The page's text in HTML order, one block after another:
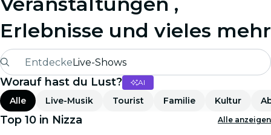
Erlebnisse und vieles mehr
EntdeckeLive-Shows
Madrid
Candlelight
Worauf hast du Lust? AI
Alle Live-Musik Tourist Familie Kultur
Top 10 in Nizza Alle anzeigen